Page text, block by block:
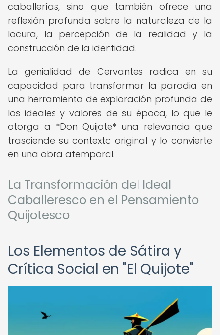
caballerías, sino que también ofrece una
reflexión profunda sobre la naturaleza de la
locura, la percepción de la realidad y la
construcción de la identidad.
La genialidad de Cervantes radica en su
capacidad para transformar la parodia en
una herramienta de exploración profunda de
los ideales y valores de su época, lo que le
otorga a *Don Quijote* una relevancia que
trasciende su contexto original y lo convierte
en una obra atemporal.
La Transformación del Ideal
Caballeresco en el Pensamiento
Quijotesco
Los Elementos de Sátira y
Crítica Social en "El Quijote"